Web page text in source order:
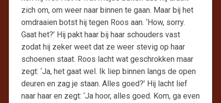
zich om, om weer naar binnen te gaan. Maar bij het
omdraaien botst hij tegen Roos aan. ‘How, sorry.
Gaat het?’ Hij pakt haar bij haar schouders vast
zodat hij zeker weet dat ze weer stevig op haar
schoenen staat. Roos lacht wat geschrokken maar
zegt: ‘Ja, het gaat wel. Ik liep binnen langs de open
deuren en zag je staan. Alles goed?’ Hij lacht lief
naar haar en zegt: ‘Ja hoor, alles goed. Kom, ga even